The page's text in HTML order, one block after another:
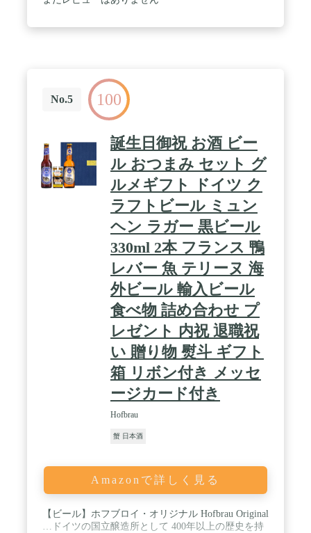
No.5 100
誕生日御祝 お酒 ビー
ル おつまみ セット グ
ルメギフト ドイツ ク
ラフトビール ミュン
ヘン ラガー 黒ビール
330ml 2本 フランス 鴨
レバー 魚 テリーヌ 海
外ビール 輸入ビール
食べ物 詰め合わせ プ
レゼント 内祝 退職祝
い 贈り物 熨斗 ギフト
箱 リボン付き メッセ
ージカード付き
Hofbrau
蟹 日本酒
Amazonで詳しく見る
【ビール】ホフブロイ・オリジナル Hofbrau Original
…ドイツの国立醸造所として 400年以上の歴史を持